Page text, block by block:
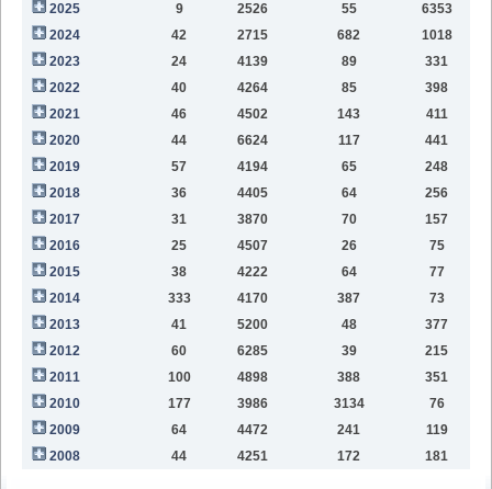
2025 9 2526 55 6353
2024
42 2715 682 1018
2023
24 4139 89 331
2022
40 4264 85 398
2021
46 4502 143 411
2020
44 6624 117 441
2019
57 4194 65 248
2018
36 4405 64 256
2017
31 3870 70
157
2016
25 4507 26
75
2015
38 4222 64
77
2014
333 4170 387
73
2013
41 5200 48
377
2012
60 6285 39
215
2011
100 4898 388
351
2010
177 3986 3134
76
2009
64 4472 241
119
2008
44 4251 172 181